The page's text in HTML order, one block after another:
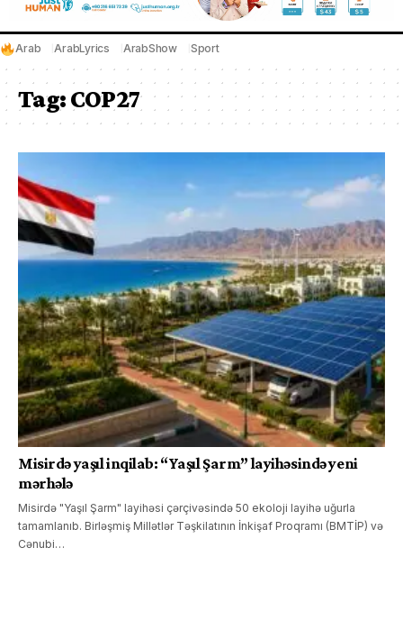
Arab ArabLyrics ArabShow Sport
Tag:COP27
Misirdə yaşıl inqilab: “Yaşıl Şarm” layihəsində yeni
mərhələ
Misirdə "Yaşıl Şarm" layihəsi çərçivəsində 50 ekoloji layihə uğurla
tamamlanıb. Birləşmiş Millətlər Təşkilatının İnkişaf Proqramı (BMTİP) və
Cənubi…